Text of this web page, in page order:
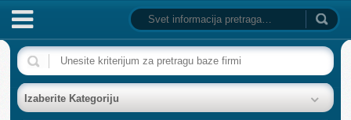
NASLOVNA
BAZA FIRMI
Izaberite Kategoriju